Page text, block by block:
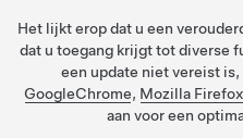
Het lijkt erop dat u een
dat u toegang krijgt tot diverse
een update niet vereist
GoogleChrome, Mozilla Firefox
aan voor een